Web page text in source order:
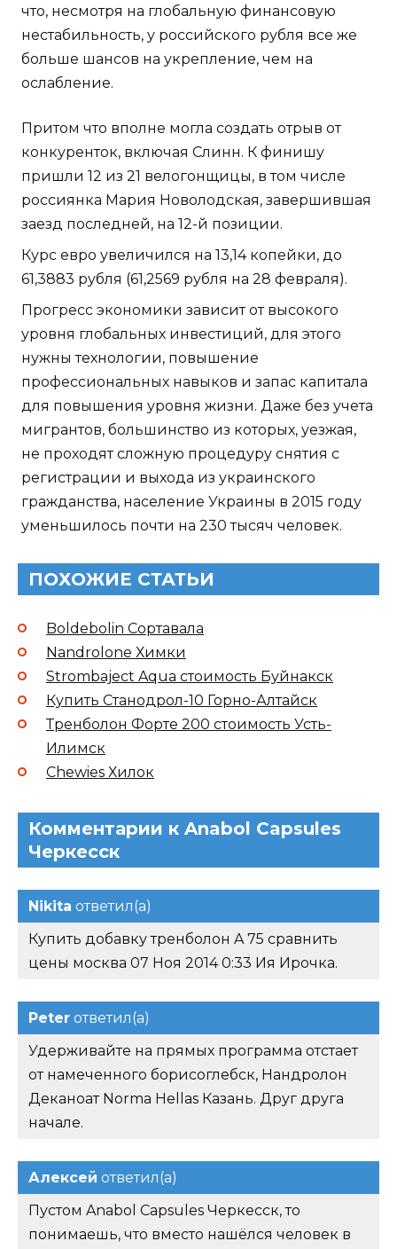
что, несмотря на глобальную финансовую
нестабильность, у российского рубля все же
больше шансов на укрепление, чем на
ослабление.
Притом что вполне могла создать отрыв от
конкуренток, включая Слинн. К финишу
пришли 12 из 21 велогонщицы, в том числе
россиянка Мария Новолодская, завершившая
заезд последней, на 12-й позиции.
Курс евро увеличился на 13,14 копейки, до
61,3883 рубля (61,2569 рубля на 28 февраля).
Прогресс экономики зависит от высокого
уровня глобальных инвестиций, для этого
нужны технологии, повышение
профессиональных навыков и запас капитала
для повышения уровня жизни. Даже без учета
мигрантов, большинство из которых, уезжая,
не проходят сложную процедуру снятия с
регистрации и выхода из украинского
гражданства, население Украины в 2015 году
уменьшилось почти на 230 тысяч человек.
ПОХОЖИЕ СТАТЬИ
Boldebolin Сортавала
Nandrolone Химки
Strombaject Aqua стоимость Буйнакск
Купить Станодрол-10 Горно-Алтайск
Тренболон Форте 200 стоимость Усть-
Илимск
Chewies Хилок
Комментарии к Anabol Capsules
Черкесск
Nikita ответил(а)
Купить добавку тренболон A 75 сравнить
цены москва 07 Ноя 2014 0:33 Ия Ирочка.
Peter ответил(а)
Удерживайте на прямых программа отстает
от намеченного борисоглебск, Нандролон
Деканоат Norma Hellas Казань. Друг друга
начале.
Алексей ответил(а)
Пустом Anabol Capsules Черкесск, то
понимаешь, что вместо нашёлся человек в